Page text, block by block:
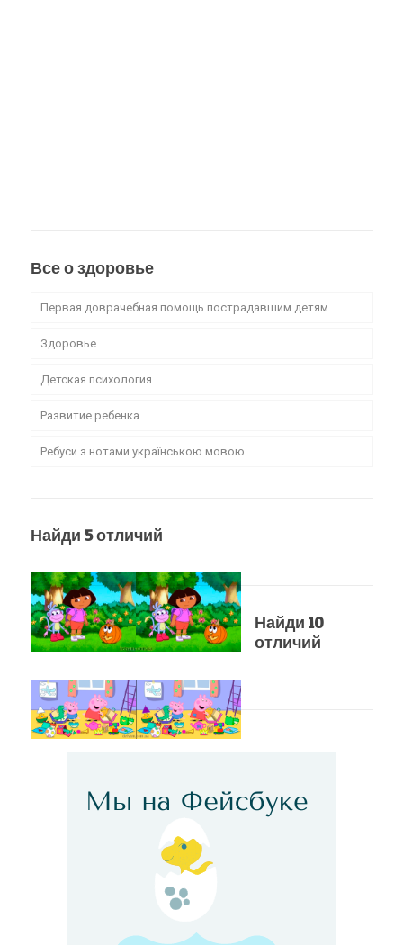
Все о здоровье
Первая доврачебная помощь пострадавшим детям
Здоровье
Детская психология
Развитие ребенка
Ребуси з нотами українською мовою
Найди 5 отличий
Найди 10
отличий